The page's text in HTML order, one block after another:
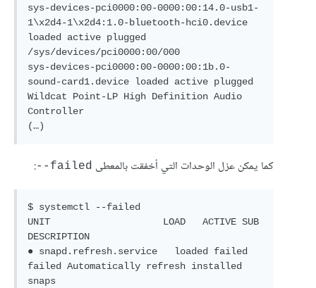
sys-devices-pci0000:00-0000:00:14.0-usb1-
1\x2d4-1\x2d4:1.0-bluetooth-hci0.device
loaded active plugged
/sys/devices/pci0000:00/000
sys-devices-pci0000:00-0000:00:1b.0-
sound-card1.device loaded active plugged
Wildcat Point-LP High Definition Audio
Controller
(…)
كما يمكن عزل الوحدات التي أخفقت بالمعطى failed--
:
$ systemctl --failed
UNIT                    LOAD   ACTIVE SUB
DESCRIPTION
● snapd.refresh.service   loaded failed
failed Automatically refresh installed
snaps